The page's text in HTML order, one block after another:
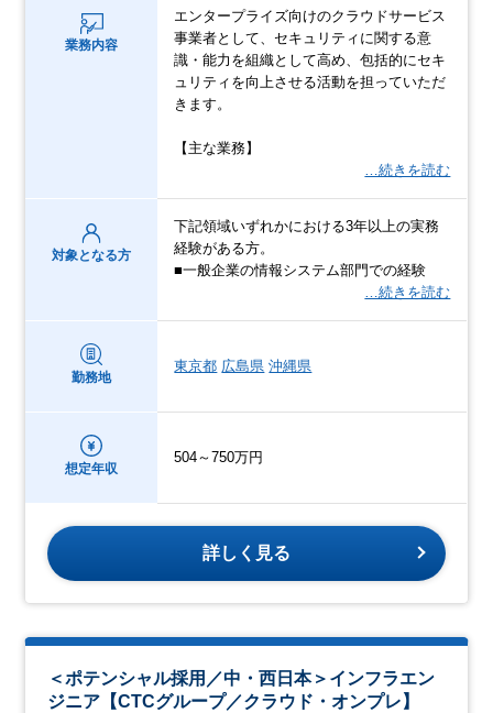
業務内容
エンタープライズ向けのクラウドサービス
事業者として、セキュリティに関する意
識・能力を組織として高め、包括的にセキ
ュリティを向上させる活動を担っていただ
きます。
【主な業務】
…続きを読む
対象となる方
下記領域いずれかにおける3年以上の実務
経験がある方。
■一般企業の情報システム部門での経験
…続きを読む
勤務地
東京都 広島県 沖縄県
想定年収
504～750万円
詳しく見る
＜ポテンシャル採用／中・西日本＞インフラエン
ジニア【CTCグループ／クラウド・オンプレ】